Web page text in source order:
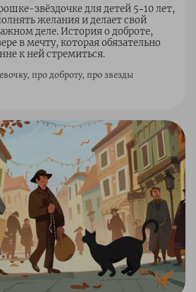
звёздочке для детей 5–10 лет,
желания и делает свой
деле. История о доброте,
в мечту, которая обязательно
к ней стремиться.
про доброту, про звезды